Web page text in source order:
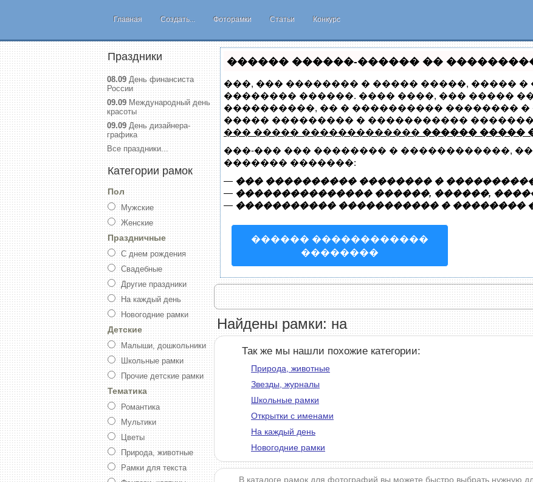
Главная Создать... Фоторамки Статьи Конкурс
Праздники
08.09День финансиста
России
09.09Международный день
красоты
09.09День дизайнера-
графика
Все праздники...
Категории рамок
Пол
Мужские
Женские
Праздничные
С днем рождения
Свадебные
Другие праздники
На каждый день
Новогодние рамки
Детские
Малыши, дошкольники
Школьные рамки
Прочие детские рамки
Тематика
Романтика
Мультики
Цветы
Природа, животные
Рамки для текста
������ ������-������ ��
���, ��� �������� � ����� �����, �����
�������� ������. ���� ����, ��� �����
����������, �� � ���������� ��������
����� ��������� � �����������
��� ����� ������������� ������ �����
���-��� ��� �������� � ������������,
������� �������:
— ��� ���������� �������� �
— ��������������� ������, ������,
— ����������� ����������� � ��������
������ ������������
��������
Найдены рамки: на
Так же мы нашли похожие категории:
Природа, животные
Звезды, журналы
Школьные рамки
Открытки с именами
На каждый день
Новогодние рамки
В каталоге рамок для фотографий вы можете быстро выбрать нужную